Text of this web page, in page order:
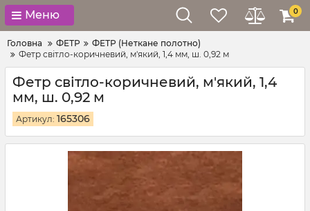
Меню 0
Головна ФЕТР
ФЕТР (Неткане полотно)
Фетр світло-коричневий, м'який, 1,4 мм, ш. 0,92 м
Фетр світло-коричневий, м'який, 1,4
мм, ш. 0,92 м
Артикул: 165306